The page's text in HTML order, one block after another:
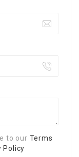
to our Terms
Policy